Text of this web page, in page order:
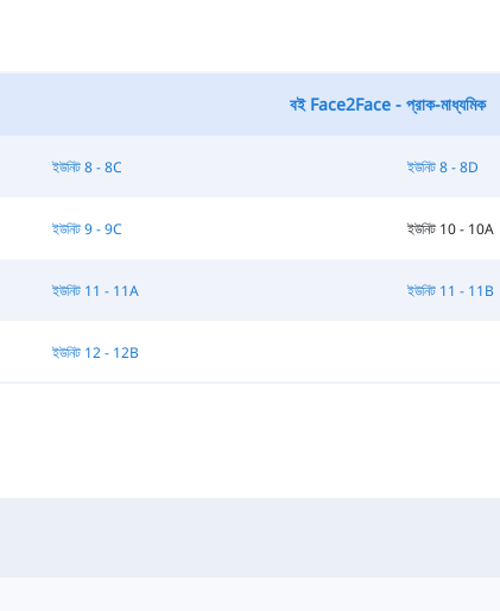
বই Face2Face - প্রাক-মাধ্যমিক
ইউনিট 8 - 8C ইউনিট 8 - 8D
ইউনিট 9 - 9C ইউনিট 10 - 10A
ইউনিট 11 - 11A ইউনিট 11 - 11B
ইউনিট 12 - 12B